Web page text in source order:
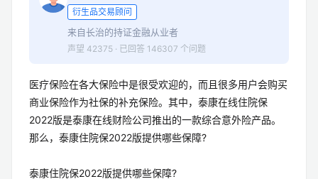
衍生品交易顾问
来自长治的持证金融从业者
声望 42375 · 已回答 146307 个问题
医疗保险在各大保险中是很受欢迎的，而且很多用户会购买
商业保险作为社保的补充保险。其中，泰康在线住院保
2022版是泰康在线财险公司推出的一款综合意外险产品。
那么，泰康住院保2022版提供哪些保障?
泰康住院保2022版提供哪些保障?